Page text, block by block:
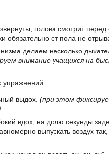
голова смотрит перед
обязательно от пола не
делаем несколько
внимание учащихся на
упражнений:
выдох. (при этом
вдох, на долю секунды
выпускать воздух так,